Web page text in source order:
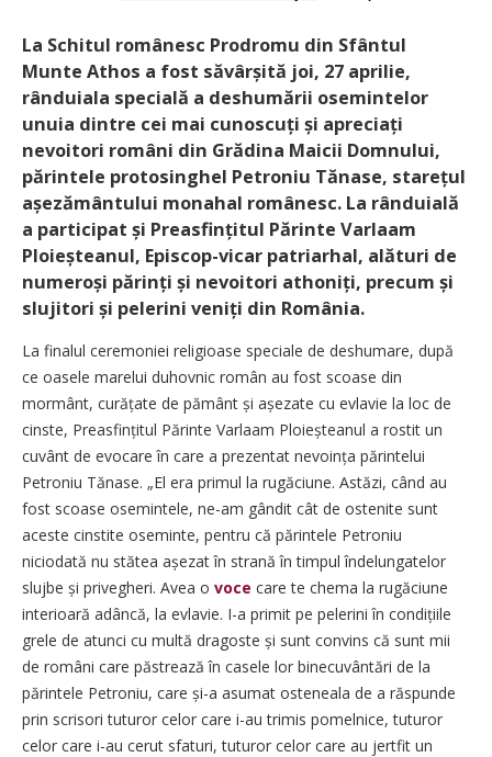
La Schitul românesc Prodromu din Sfântul
Munte Athos a fost săvârșită joi, 27 aprilie,
rânduiala specială a deshumării osemintelor
unuia dintre cei mai cunoscuți și apreciați
nevoitori români din Grădina Maicii Domnului,
părintele protosinghel Petroniu Tănase, starețul
așezământului monahal românesc. La rânduială
a participat și Preasfințitul Părinte Varlaam
Ploieșteanul, Episcop-vicar patriarhal, alături de
numeroși părinți și nevoitori athoniți, precum și
slujitori și pelerini veniți din România.
La finalul ceremoniei religioase speciale de deshumare, după
ce oasele marelui duhovnic român au fost scoase din
mormânt, curățate de pământ și așezate cu evlavie la loc de
cinste, Preasfințitul Părinte Varlaam Plo­ieș­teanul a rostit un
cuvânt de evocare în care a prezentat nevoința părintelui
Petroniu Tănase. „El era primul la rugăciune. Astăzi, când au
fost scoase osemintele, ne-am gândit cât de ostenite sunt
aceste cinstite oseminte, pentru că părintele Petroniu
niciodată nu stătea așezat în strană în timpul îndelungatelor
slujbe și privegheri. Avea o voce care te chema la rugăciune
interioară adâncă, la evlavie. I-a primit pe pelerini în condițiile
grele de atunci cu multă dragoste și sunt convins că sunt mii
de români care păstrează în casele lor binecuvântări de la
părintele Petroniu, care și-a asumat osteneala de a răspunde
prin scrisori tuturor celor care i-au trimis pomelnice, tuturor
celor care i-au cerut sfaturi, tuturor celor care au jertfit un